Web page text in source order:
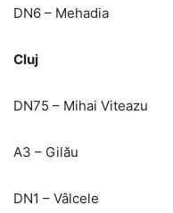
DN6 – Mehadia
Cluj
DN75 – Mihai Viteazu
A3 – Gilău
DN1 – Vâlcele